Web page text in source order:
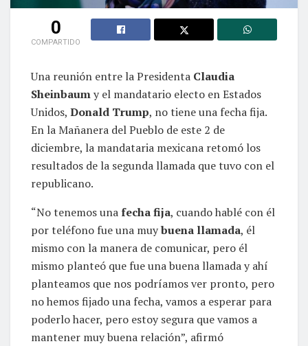
0
COMPARTIDO
Una reunión entre la Presidenta Claudia
Sheinbaumy el mandatario electo en Estados
Unidos, Donald Trump, no tiene una fecha fija.
En la Mañanera del Pueblo de este 2 de
diciembre, la mandataria mexicana retomó los
resultados de la segunda llamada que tuvo con el
republicano.
“No tenemos unafecha fija, cuando hablé con él
por teléfono fue una muybuena llamada, él
mismo con la manera de comunicar, pero él
mismo planteó que fue una buena llamada y ahí
planteamos que nos podríamos ver pronto, pero
no hemos fijado una fecha, vamos a esperar para
poderlo hacer, pero estoy segura que vamos a
mantener muy buena relación”, afirmó